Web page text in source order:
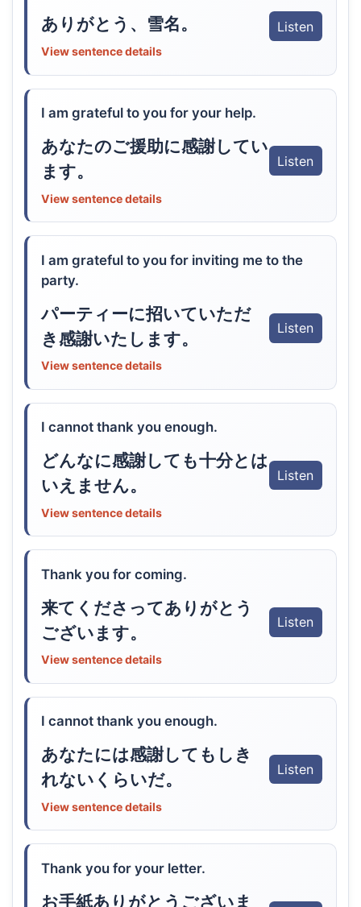
ありがとう、雪名。 Listen
View sentence details
I am grateful to you for your help.
あなたのご援助に感謝してい
ます。
Listen
View sentence details
I am grateful to you for inviting me to the
party.
パーティーに招いていただ
き感謝いたします。
Listen
View sentence details
I cannot thank you enough.
どんなに感謝しても十分とは
いえません。
Listen
View sentence details
Thank you for coming.
来てくださってありがとう
ございます。
Listen
View sentence details
I cannot thank you enough.
あなたには感謝してもしき
れないくらいだ。
Listen
View sentence details
Thank you for your letter.
お手紙ありがとうございま